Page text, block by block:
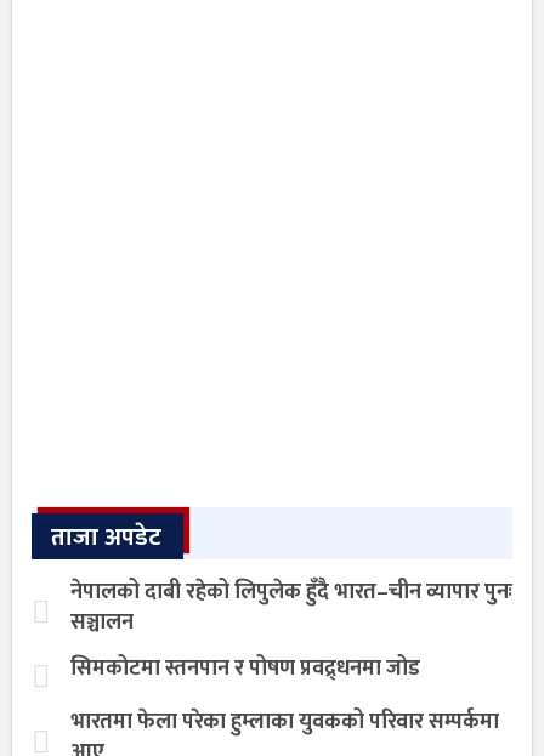
ताजा अपडेट
नेपालको दाबी रहेको लिपुलेक हुँदै भारत–चीन व्यापार पुनः
सञ्चालन
सिमकोटमा स्तनपान र पोषण प्रवद्र्धनमा जोड
भारतमा फेला परेका हुम्लाका युवकको परिवार सम्पर्कमा